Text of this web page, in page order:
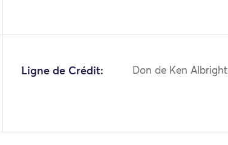
Ligne de Crédit: Don de Ken Albright